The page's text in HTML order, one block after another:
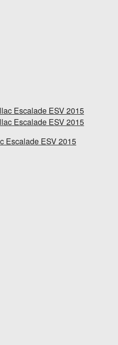
Escalade ESV 2015